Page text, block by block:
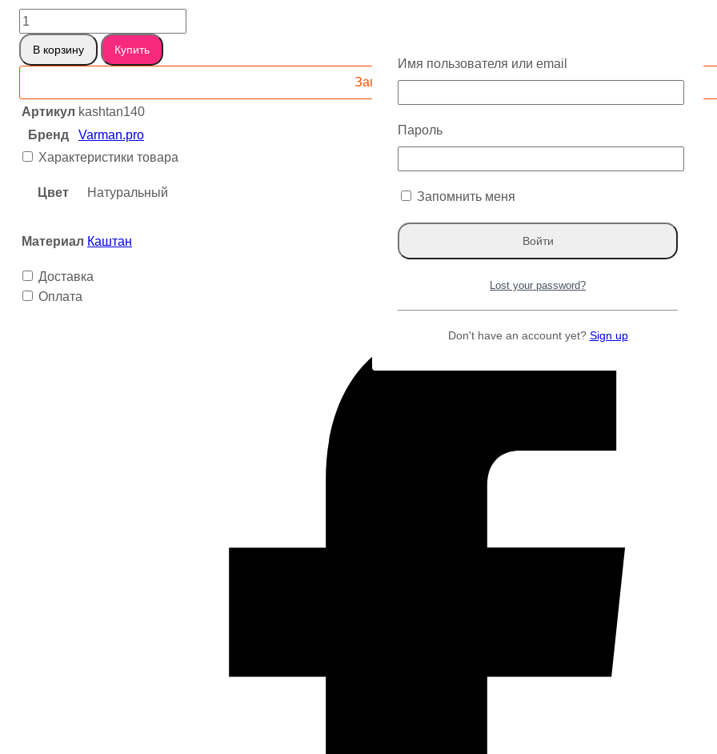
697 ₽.
Количество
товара
Брусок
140х40х40
мм.
для
рукояти
Заготовка
рукоделия,
заготовка
Varman.pro
В корзину Купить
Запросить скидку
Артикул kashtan140
Бренд
Varman.pro
Характеристики товара
Цвет Натуральный
Материал Каштан
Доставка
Оплата
Имя пользователя или email
Пароль
Запомнить меня
Lost your password?
Don't have an account yet? Sign up